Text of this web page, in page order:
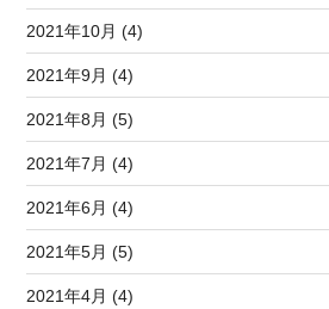
2021年10月 (4)
2021年9月 (4)
2021年8月 (5)
2021年7月 (4)
2021年6月 (4)
2021年5月 (5)
2021年4月 (4)